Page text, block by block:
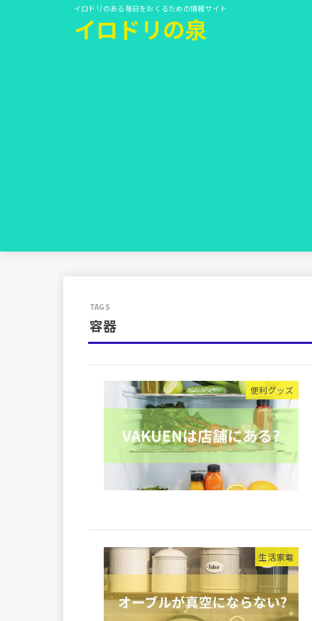
イロドリのある毎日をおくるための情報サイト
イロドリの泉
容器
便利グッズ
生活家電